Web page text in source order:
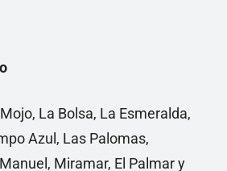
La Bolsa, La Esmeralda,
Azul, Las Palomas,
Miramar, El Palmar y